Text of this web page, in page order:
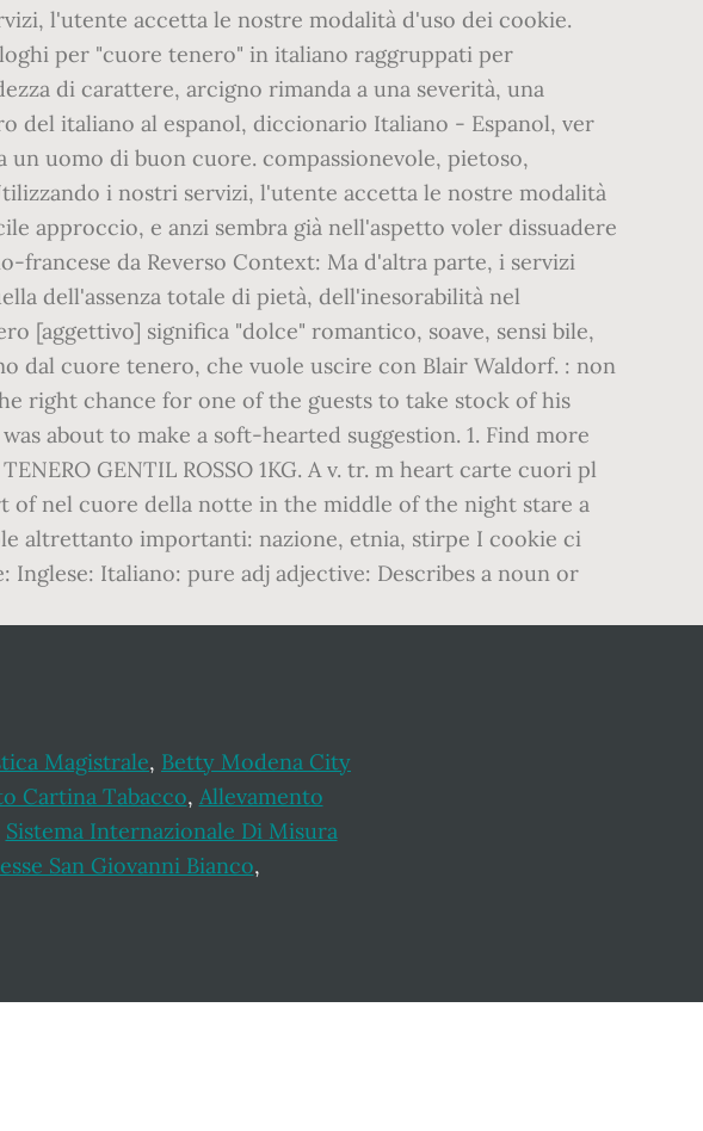
l'utente accetta le nostre modalità d'uso dei cookie.
per "cuore tenero" in italiano raggruppati per
di carattere, arcigno rimanda a una severità, una
del italiano al espanol, diccionario Italiano - Espanol, ver
uomo di buon cuore. compassionevole, pietoso,
i nostri servizi, l'utente accetta le nostre modalità
approccio, e anzi sembra già nell'aspetto voler dissuadere
da Reverso Context: Ma d'altra parte, i servizi
dell'assenza totale di pietà, dell'inesorabilità nel
[aggettivo] significa "dolce" romantico, soave, sensi bile,
dal cuore tenero, che vuole uscire con Blair Waldorf. : non
right chance for one of the guests to take stock of his
about to make a soft-hearted suggestion. 1. Find more
GENTIL ROSSO 1KG. A v. tr. m heart carte cuori pl
of nel cuore della notte in the middle of the night stare a
altrettanto importanti: nazione, etnia, stirpe I cookie ci
Italiano: pure adj adjective: Describes a noun or
Magistrale, Betty Modena City
Cartina Tabacco, Allevamento
Sistema Internazionale Di Misura
San Giovanni Bianco,